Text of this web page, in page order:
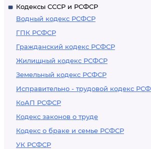
Кодексы СССР и РСФСР
Водный кодекс РСФСР
ГПК РСФСР
Гражданский кодекс РСФСР
Жилищный кодекс РСФСР
Земельный кодекс РСФСР
Исправительно - трудовой кодекс
КоАП РСФСР
Кодекс законов о труде
Кодекс о браке и семье РСФСР
УК РСФСР